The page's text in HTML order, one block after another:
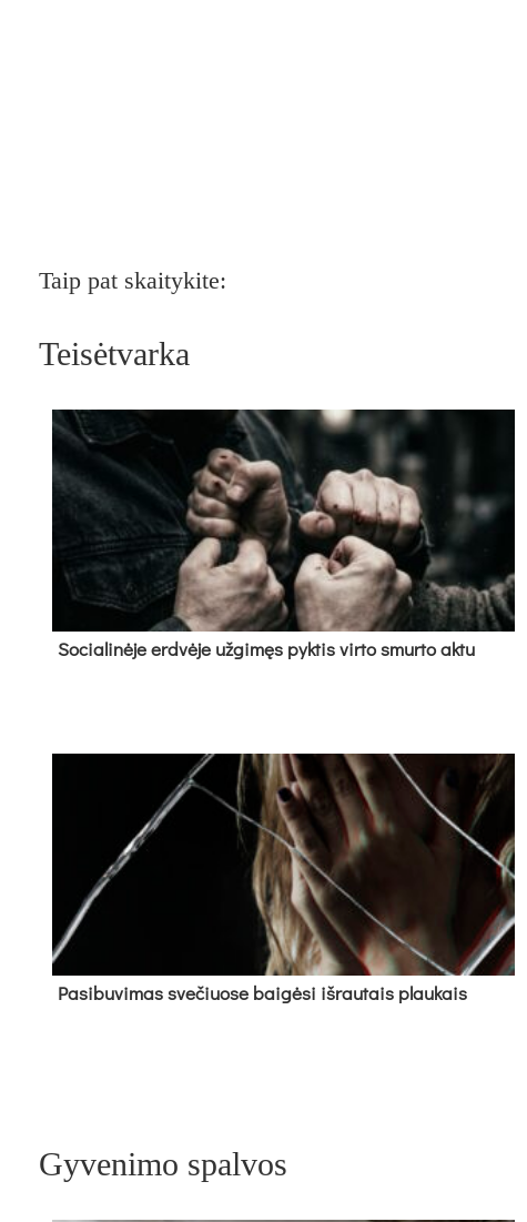
Taip pat skaitykite:
Teisėtvarka
So­cia­li­nė­je erd­vė­je už­gi­męs pyk­tis vir­to smur­to ak­tu
Pa­si­bu­vi­mas sve­čiuo­se bai­gė­si iš­rau­tais plau­kais
Gyvenimo spalvos